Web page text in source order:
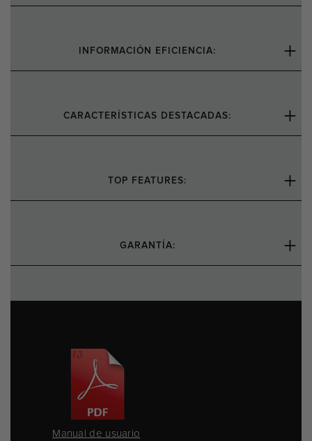
INFORMACIÓN EFICIENCIA:
CARACTERÍSTICAS DESTACADAS:
TOP FEATURES:
GARANTÍA:
Manual de usuario